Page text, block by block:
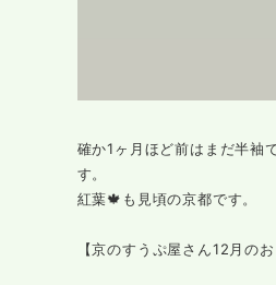
確か1ヶ月ほど前はまだ半袖
す。
紅葉🍁も見頃の京都です。
【京のすうぷ屋さん12月のお